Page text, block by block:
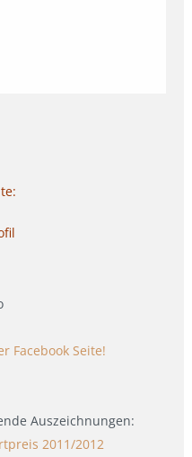
Facebook Seite!
Auszeichnungen:
2011/2012